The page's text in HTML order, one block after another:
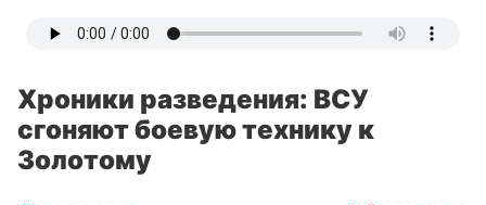
Хроники разведения: ВСУ
сгоняют боевую технику к
Золотому